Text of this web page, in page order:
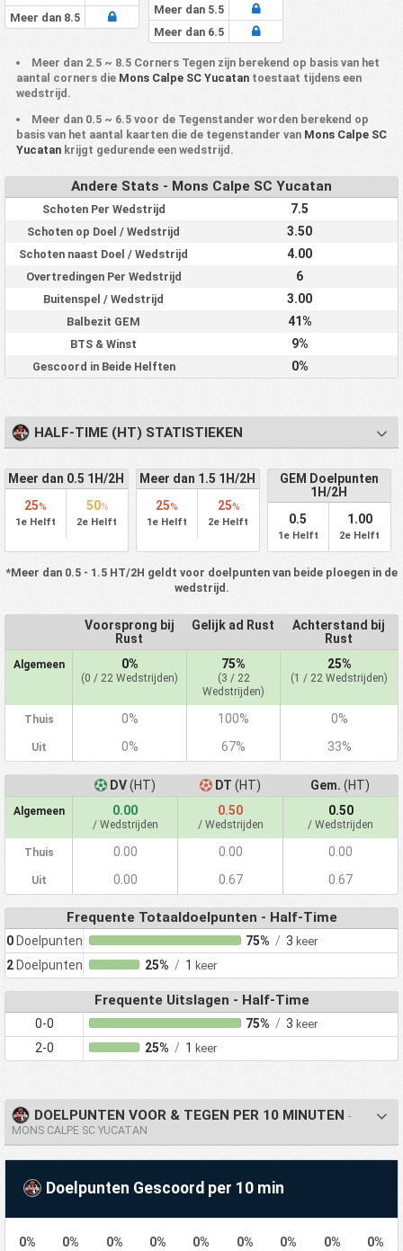
Meer dan 8.5
Meer dan 5.5
Meer dan 6.5
Meer dan 2.5 ~ 8.5 Corners Tegen zijn berekend op basis van het
aantal corners die Mons Calpe SC Yucatantoestaat tijdens een
wedstrijd.
Meer dan 0.5 ~ 6.5 voor de Tegenstander worden berekend op
basis van het aantal kaarten die de tegenstander van Mons Calpe SC
Yucatankrijgt gedurende een wedstrijd.
Andere Stats - Mons Calpe SC Yucatan
Schoten Per Wedstrijd 7.5
Schoten op Doel / Wedstrijd 3.50
Schoten naast Doel / Wedstrijd 4.00
Overtredingen Per Wedstrijd 6
Buitenspel / Wedstrijd 3.00
Balbezit GEM 41%
BTS & Winst 9%
Gescoord in Beide Helften 0%
HALF-TIME (HT) STATISTIEKEN
Meer dan 0.5 1H/2H
25%
1e Helft
50%
2e Helft
Meer dan 1.5 1H/2H
25%
1e Helft
25%
2e Helft
GEM Doelpunten
1H/2H
0.5
1e Helft
1.00
2e Helft
*Meer dan 0.5 - 1.5 HT/2H geldt voor doelpunten van beide ploegen in de
wedstrijd.
Voorsprong bij
Rust
Gelijk ad Rust
Achterstand bij
Rust
Algemeen 0%
(0 / 22 Wedstrijden)
75%
(3 / 22
Wedstrijden)
25%
(1 / 22 Wedstrijden)
Thuis 0% 100% 0%
Uit 0% 67% 33%
DV(HT) DT (HT) Gem. (HT)
Algemeen 0.00
/ Wedstrijden
0.50
/ Wedstrijden
0.50
/ Wedstrijden
Thuis 0.00 0.00 0.00
Uit 0.00 0.67 0.67
Frequente Totaaldoelpunten - Half-Time
0 Doelpunten 75% / 3keer
2 Doelpunten 25% / 1 keer
Frequente Uitslagen - Half-Time
0-0 75% / 3keer
2-0 25% / 1 keer
DOELPUNTEN VOOR & TEGEN PER 10 MINUTEN -
MONS CALPE SC YUCATAN
Doelpunten Gescoord per 10 min
0% 0% 0% 0% 0% 0% 0% 0% 0%